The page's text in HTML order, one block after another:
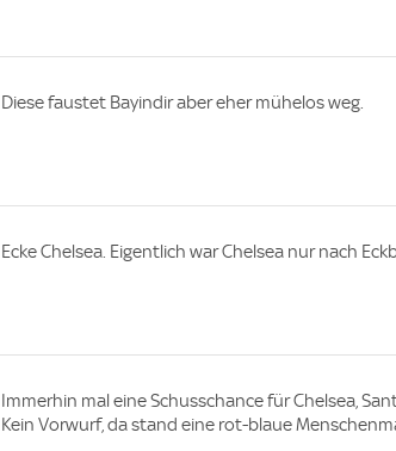
Diese faustet Bayindir aber eher mühelos weg.
Ecke Chelsea. Eigentlich war Chelsea nur nach
Immerhin mal eine Schusschance für Chelsea,
Kein Vorwurf, da stand eine rot-blaue